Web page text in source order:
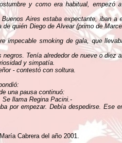
y como era habitual, empezó
Aires estaba expectante, iban a
quién Diego de Alvear (primo de
impecable smoking de gala, que
Tenía alrededor de nueve o diez
y simpatía.
- contestó con soltura.
una pausa continuó:
llama Regina Pacini.-
por empezar. Debía despedirse. Ese
Cabrera del año 2001.